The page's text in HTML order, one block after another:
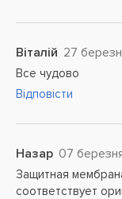
Віталій 27
Все чудово
Відповісти
Назар 07
Защитная
соответствует